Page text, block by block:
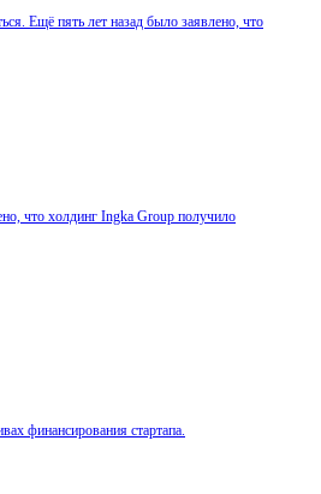
Ещё пять лет назад было заявлено, что
что холдинг Ingka Group получило
финансирования стартапа.